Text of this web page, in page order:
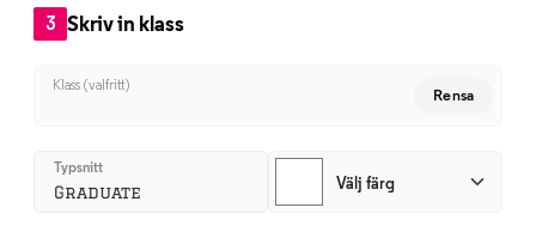
3 Skriv in klass
Rensa
Klass (valfritt)
Typsnitt
Graduate Välj färg